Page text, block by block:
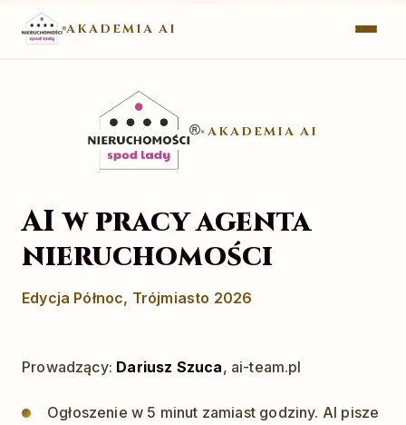
AKADEMIA AI
×AKADEMIA AI
AI w pracy agenta
nieruchomości
Edycja Północ, Trójmiasto 2026
Prowadzący: Dariusz Szuca, ai-team.pl
Ogłoszenie w 5 minut zamiast godziny. AI pisze